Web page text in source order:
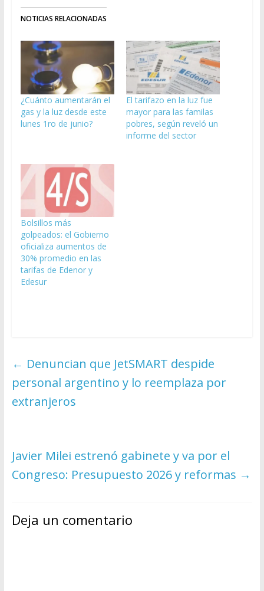
NOTICIAS RELACIONADAS
¿Cuánto aumentarán el
gas y la luz desde este
lunes 1ro de junio?
El tarifazo en la luz fue
mayor para las familas
pobres, según reveló un
informe del sector
Bolsillos más
golpeados: el Gobierno
oficializa aumentos de
30% promedio en las
tarifas de Edenor y
Edesur
← Denuncian que JetSMART despide
personal argentino y lo reemplaza por
extranjeros
Javier Milei estrenó gabinete y va por el
Congreso: Presupuesto 2026 y reformas →
Deja un comentario